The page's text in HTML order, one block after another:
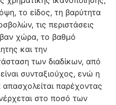
το είδος, τη βαρύτητα
τις περιστάσεις
χώρα, το βαθμό
και την
των διαδίκων, από
συνταξιούχος, ενώ η
παρέχοντας
στο ποσό των